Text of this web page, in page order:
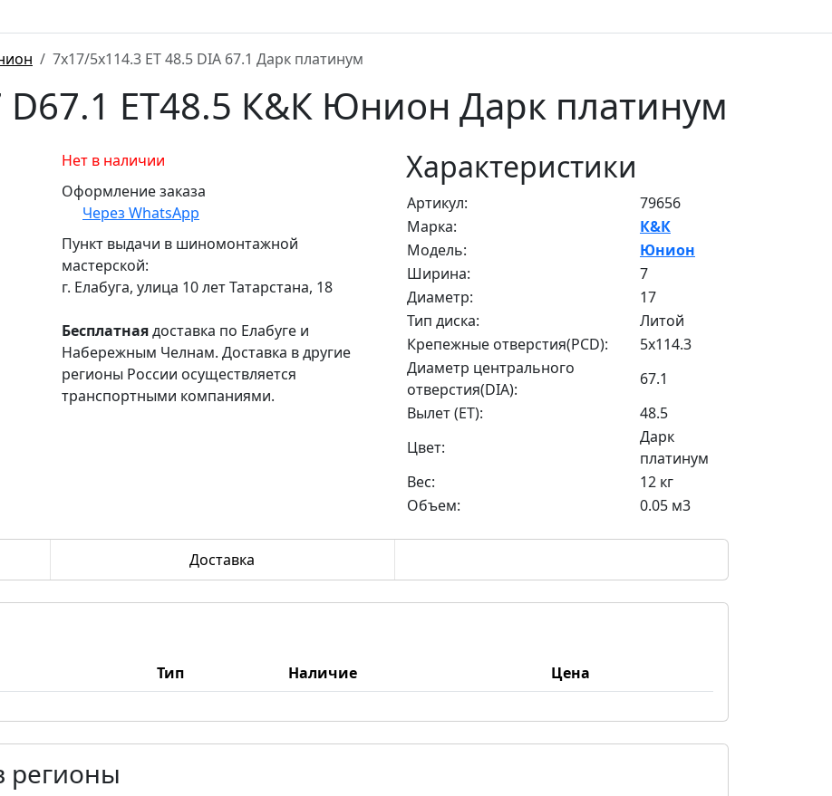
7x17/5x114.3 ET 48.5 DIA 67.1 Дарк платинум
ET48.5 К&К Юнион Дарк платинум
Нет в наличии
Оформление заказа
Через WhatsApp
Пункт выдачи в шиномонтажной
мастерской:
г. Елабуга, улица 10 лет Татарстана, 18
Бесплатнаядоставка по Елабуге и
Набережным Челнам. Доставка в другие
регионы России осуществляется
транспортными компаниями.
Характеристики
Артикул:
79656
Марка:
К&К
Модель:
Юнион
Ширина:
7
Диаметр:
17
Тип диска:
Литой
Крепежные отверстия(PCD):
5x114.3
Диаметр центрального
отверстия(DIA):
67.1
Вылет (ET):
48.5
Цвет:
Дарк
платинум
Вес:
12 кг
Объем:
0.05 м3
Доставка
Тип Наличие Цена
регионы